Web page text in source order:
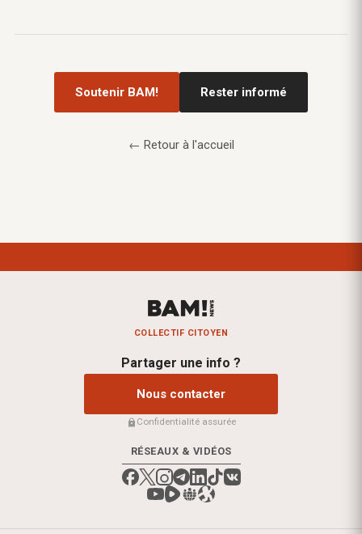
Soutenir BAM! Rester informé
← Retour à l'accueil
COLLECTIF CITOYEN
Partager une info ?
Nous contacter
Confidentialité assurée
RÉSEAUX & VIDÉOS